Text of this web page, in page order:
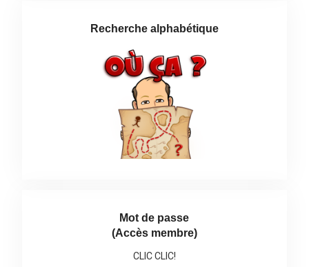
Recherche alphabétique
Mot de passe
(Accès membre)
CLIC CLIC!